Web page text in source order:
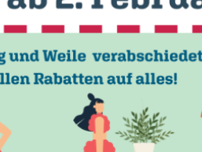
LEAVE A REPLY